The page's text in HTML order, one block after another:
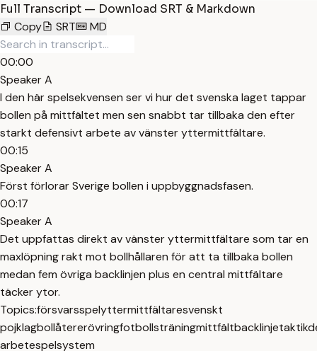
Full Transcript — Download SRT & Markdown
Copy
SRT MD
00:00
Speaker A
I den här spelsekvensen ser vi hur det svenska laget tappar
bollen på mittfältet men sen snabbt tar tillbaka den efter
starkt defensivt arbete av vänster yttermittfältare.
00:15
Speaker A
Först förlorar Sverige bollen i uppbyggnadsfasen.
00:17
Speaker A
Det uppfattas direkt av vänster yttermittfältare som tar en
maxlöpning rakt mot bollhållaren för att ta tillbaka bollen
medan fem övriga backlinjen plus en central mittfältare
täcker ytor.
Topics:försvarsspelyttermittfältaresvenskt
pojklagbollåtererövringfotbollsträningmittfältbacklinjetaktik
arbetespelsystem